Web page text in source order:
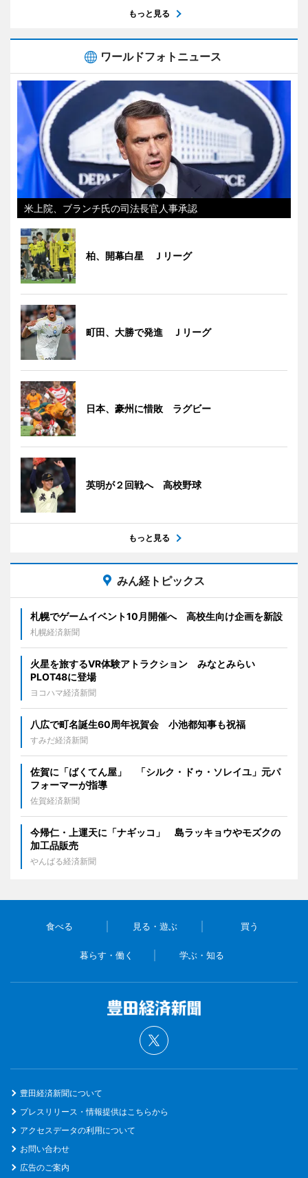
もっと見る
ワールドフォトニュース
米上院、ブランチ氏の司法長官人事承認
柏、開幕白星 Ｊリーグ
町田、大勝で発進 Ｊリーグ
日本、豪州に惜敗 ラグビー
英明が２回戦へ 高校野球
もっと見る
みん経トピックス
札幌でゲームイベント10月開催へ 高校生向け企画を新設
札幌経済新聞
火星を旅するVR体験アトラクション みなとみらい
PLOT48に登場
ヨコハマ経済新聞
八広で町名誕生60周年祝賀会 小池都知事も祝福
すみだ経済新聞
佐賀に「ばくてん屋」 「シルク・ドゥ・ソレイユ」元パ
フォーマーが指導
佐賀経済新聞
今帰仁・上運天に「ナギッコ」 島ラッキョウやモズクの
加工品販売
やんばる経済新聞
食べる 見る・遊ぶ 買う
暮らす・働く 学ぶ・知る
豊田経済新聞について
プレスリリース・情報提供はこちらから
アクセスデータの利用について
お問い合わせ
広告のご案内